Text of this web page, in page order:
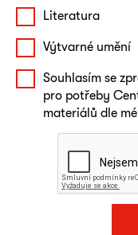
Literatura
Výtvarné umění
Souhlasím se
pro potřeby
materiálů dle